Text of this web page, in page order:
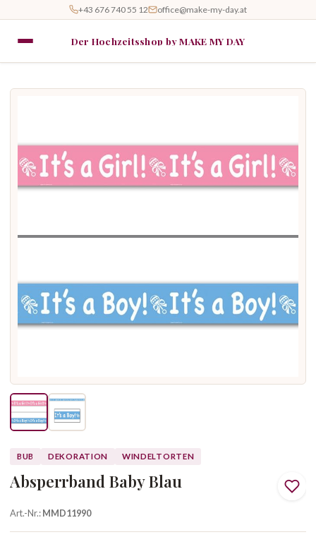
+43 676 740 55 12 office@make-my-day.at
Der Hochzeitsshop by MAKE MY DAY
BUB DEKORATION WINDELTORTEN
Absperrband Baby Blau
Art.-Nr.:MMD11990